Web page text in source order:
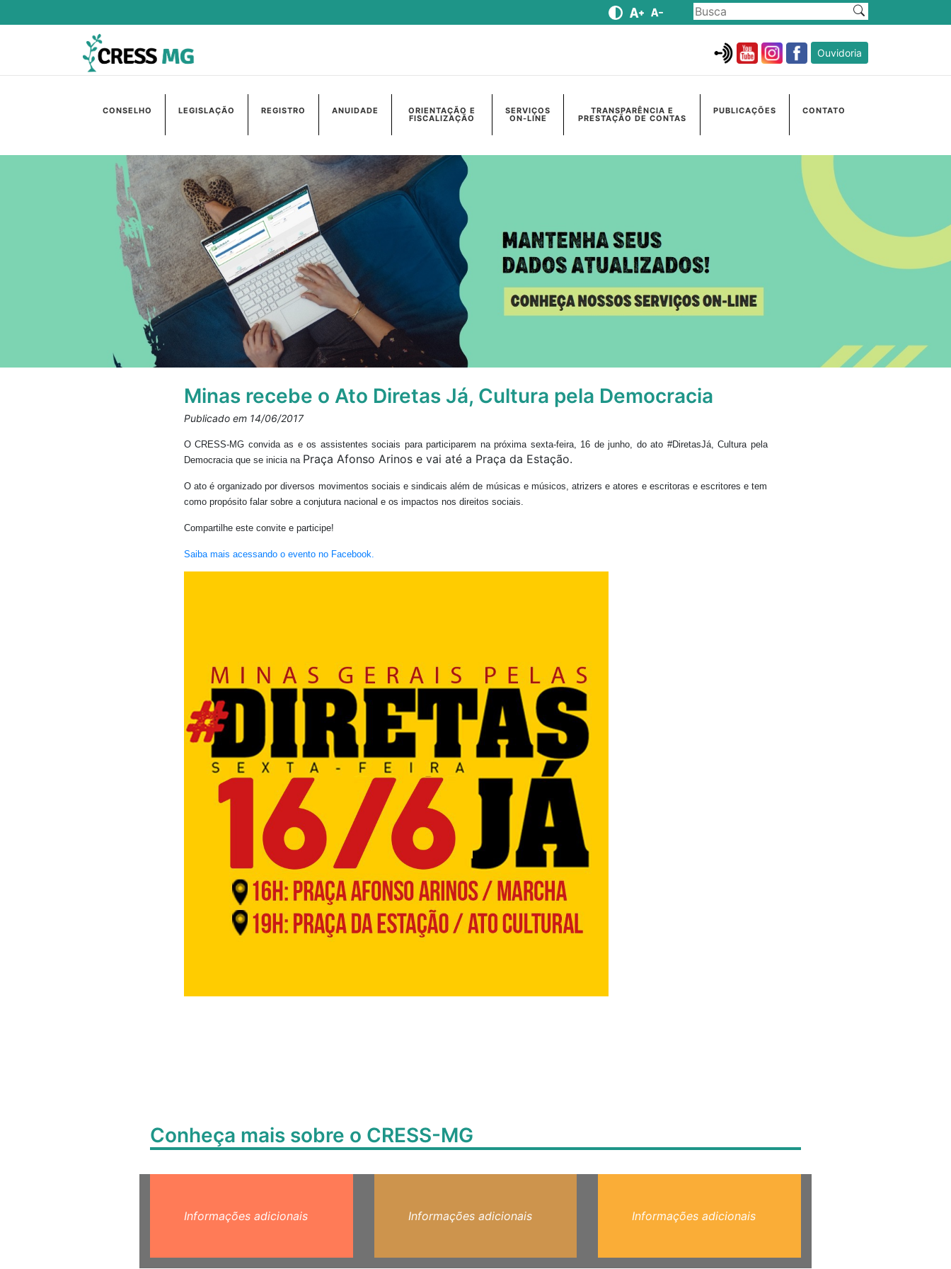
Ouvidoria
CONSELHO LEGISLAÇÃO REGISTRO ANUIDADE ORIENTAÇÃO E
FISCALIZAÇÃO
SERVIÇOS
ON-LINE
TRANSPARÊNCIA E
PRESTAÇÃO DE CONTAS
PUBLICAÇÕES CONTATO
Minas recebe o Ato Diretas Já, Cultura pela Democracia
Publicado em 14/06/2017
O CRESS-MG convida as e os assistentes sociais para participarem na próxima sexta-feira, 16 de junho, do ato #DiretasJá, Cultura pela
Democracia que se inicia na Praça Afonso Arinos e vai até a Praça da Estação.
O ato é organizado por diversos movimentos sociais e sindicais além de músicas e músicos, atrizers e atores e escritoras e escritores e tem
como propósito falar sobre a conjutura nacional e os impactos nos direitos sociais.
Compartilhe este convite e participe!
Saiba mais acessando o evento no Facebook.
Conheça mais sobre o CRESS-MG
Informações adicionais Informações adicionais Informações adicionais